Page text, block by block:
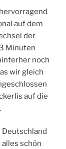
auf dem
der
Minuten
noch
wir gleich
auf die
alles schön